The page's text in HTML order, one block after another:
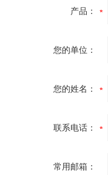
产品：
您的单位：
您的姓名：
联系电话：
常用邮箱：